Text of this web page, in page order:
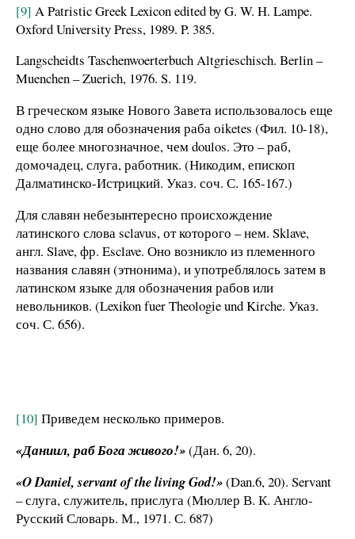
[9] A Patristic Greek Lexicon edited by G. W. H. Lampe.
Oxford University Press, 1989. P. 385.
Langscheidts Taschenwoerterbuch Altgrieschisch. Berlin –
Muenchen – Zuerich, 1976. S. 119.
В греческом языке Нового Завета использовалось еще
одно слово для обозначения раба оiketes (Фил. 10-18),
еще более многозначное, чем doulos. Это – раб,
домочадец, слуга, работник. (Никодим, епископ
Далматинско-Истрицкий. Указ. соч. С. 165-167.)
Для славян небезынтересно происхождение
латинского слова sclavus, от которого – нем. Sklave,
англ. Slave, фр. Esclave. Оно возникло из племенного
названия славян (этнонима), и употреблялось затем в
латинском языке для обозначения рабов или
невольников. (Lexikon fuer Theologie und Kirche. Указ.
соч. С. 656).
[10] Приведем несколько примеров.
«Даниил, раб Бога живого!»(Дан. 6, 20).
«O Daniel, servant of the living God!»(Dan.6, 20). Servant
– слуга, служитель, прислуга (Мюллер В. К. Англо-
Русский Словарь. М., 1971. С. 687)